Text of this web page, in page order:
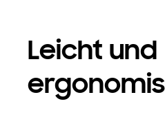
Leicht und